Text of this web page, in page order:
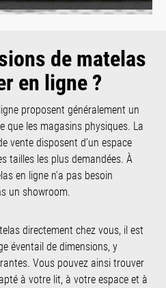
de matelas
en ligne ?
proposent généralement un
que les magasins physiques. La
vente disposent d’un espace
tailles les plus demandées. À
en ligne n’a pas besoin
un showroom.
directement chez vous, il est
éventail de dimensions, y
Vous pouvez ainsi trouver
à votre lit, à votre espace et à